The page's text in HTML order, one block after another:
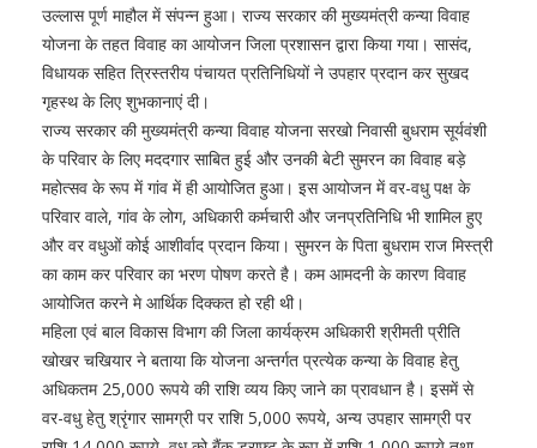
उल्लास पूर्ण माहौल में संपन्न हुआ। राज्य सरकार की मुख्यमंत्री कन्या विवाह
योजना के तहत विवाह का आयोजन जिला प्रशासन द्वारा किया गया। सासंद,
विधायक सहित त्रिस्तरीय पंचायत प्रतिनिधियों ने उपहार प्रदान कर सुखद
गृहस्थ के लिए शुभकानाएं दी।
राज्य सरकार की मुख्यमंत्री कन्या विवाह योजना सरखो निवासी बुधराम सूर्यवंशी
के परिवार के लिए मददगार साबित हुई और उनकी बेटी सुमरन का विवाह बड़े
महोत्सव के रूप में गांव में ही आयोजित हुआ। इस आयोजन में वर-वधु पक्ष के
परिवार वाले, गांव के लोग, अधिकारी कर्मचारी और जनप्रतिनिधि भी शामिल हुए
और वर वधुओं कोई आशीर्वाद प्रदान किया। सुमरन के पिता बुधराम राज मिस्त्री
का काम कर परिवार का भरण पोषण करते है। कम आमदनी के कारण विवाह
आयोजित करने मे आर्थिक दिक्कत हो रही थी।
महिला एवं बाल विकास विभाग की जिला कार्यक्रम अधिकारी श्रीमती प्रीति
खोखर चखियार ने बताया कि योजना अन्तर्गत प्रत्येक कन्या के विवाह हेतु
अधिकतम 25,000 रूपये की राशि व्यय किए जाने का प्रावधान है। इसमें से
वर-वधु हेतु श्रृंगार सामग्री पर राशि 5,000 रूपये, अन्य उपहार सामग्री पर